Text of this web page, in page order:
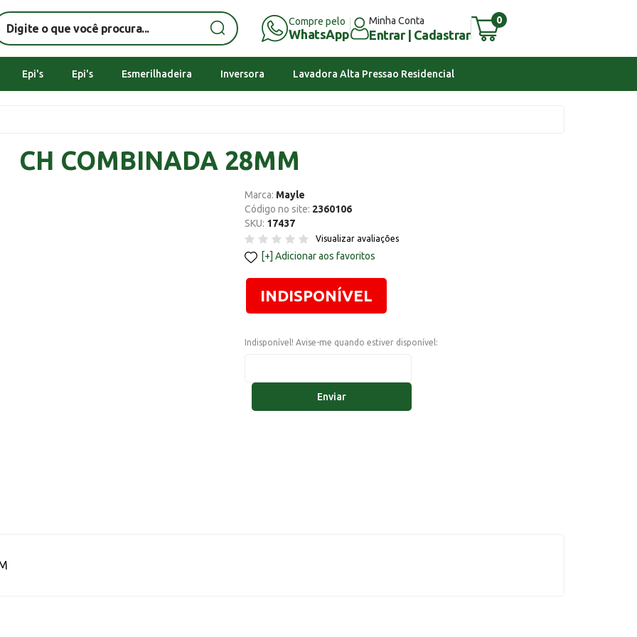
Compre pelo
WhatsApp
Minha Conta
Entrar | Cadastrar
0
Epi's Epi's Esmerilhadeira Inversora Lavadora Alta Pressao Residencial
CH COMBINADA 28MM
Marca: Mayle
Código no site: 2360106
SKU: 17437
Visualizar avaliações
Adicionar aos favoritos
INDISPONÍVEL
Indisponível! Avise-me quando estiver disponível:
Enviar